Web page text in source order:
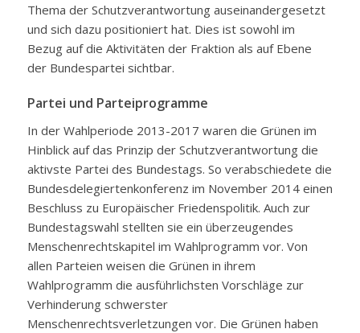
Thema der Schutzverantwortung auseinandergesetzt
und sich dazu positioniert hat. Dies ist sowohl im
Bezug auf die Aktivitäten der Fraktion als auf Ebene
der Bundespartei sichtbar.
Partei und Parteiprogramme
In der Wahlperiode 2013-2017 waren die Grünen im
Hinblick auf das Prinzip der Schutzverantwortung die
aktivste Partei des Bundestags. So verabschiedete die
Bundesdelegiertenkonferenz im November 2014 einen
Beschluss zu Europäischer Friedenspolitik. Auch zur
Bundestagswahl stellten sie ein überzeugendes
Menschenrechtskapitel im Wahlprogramm vor. Von
allen Parteien weisen die Grünen in ihrem
Wahlprogramm die ausführlichsten Vorschläge zur
Verhinderung schwerster
Menschenrechtsverletzungen vor. Die Grünen haben